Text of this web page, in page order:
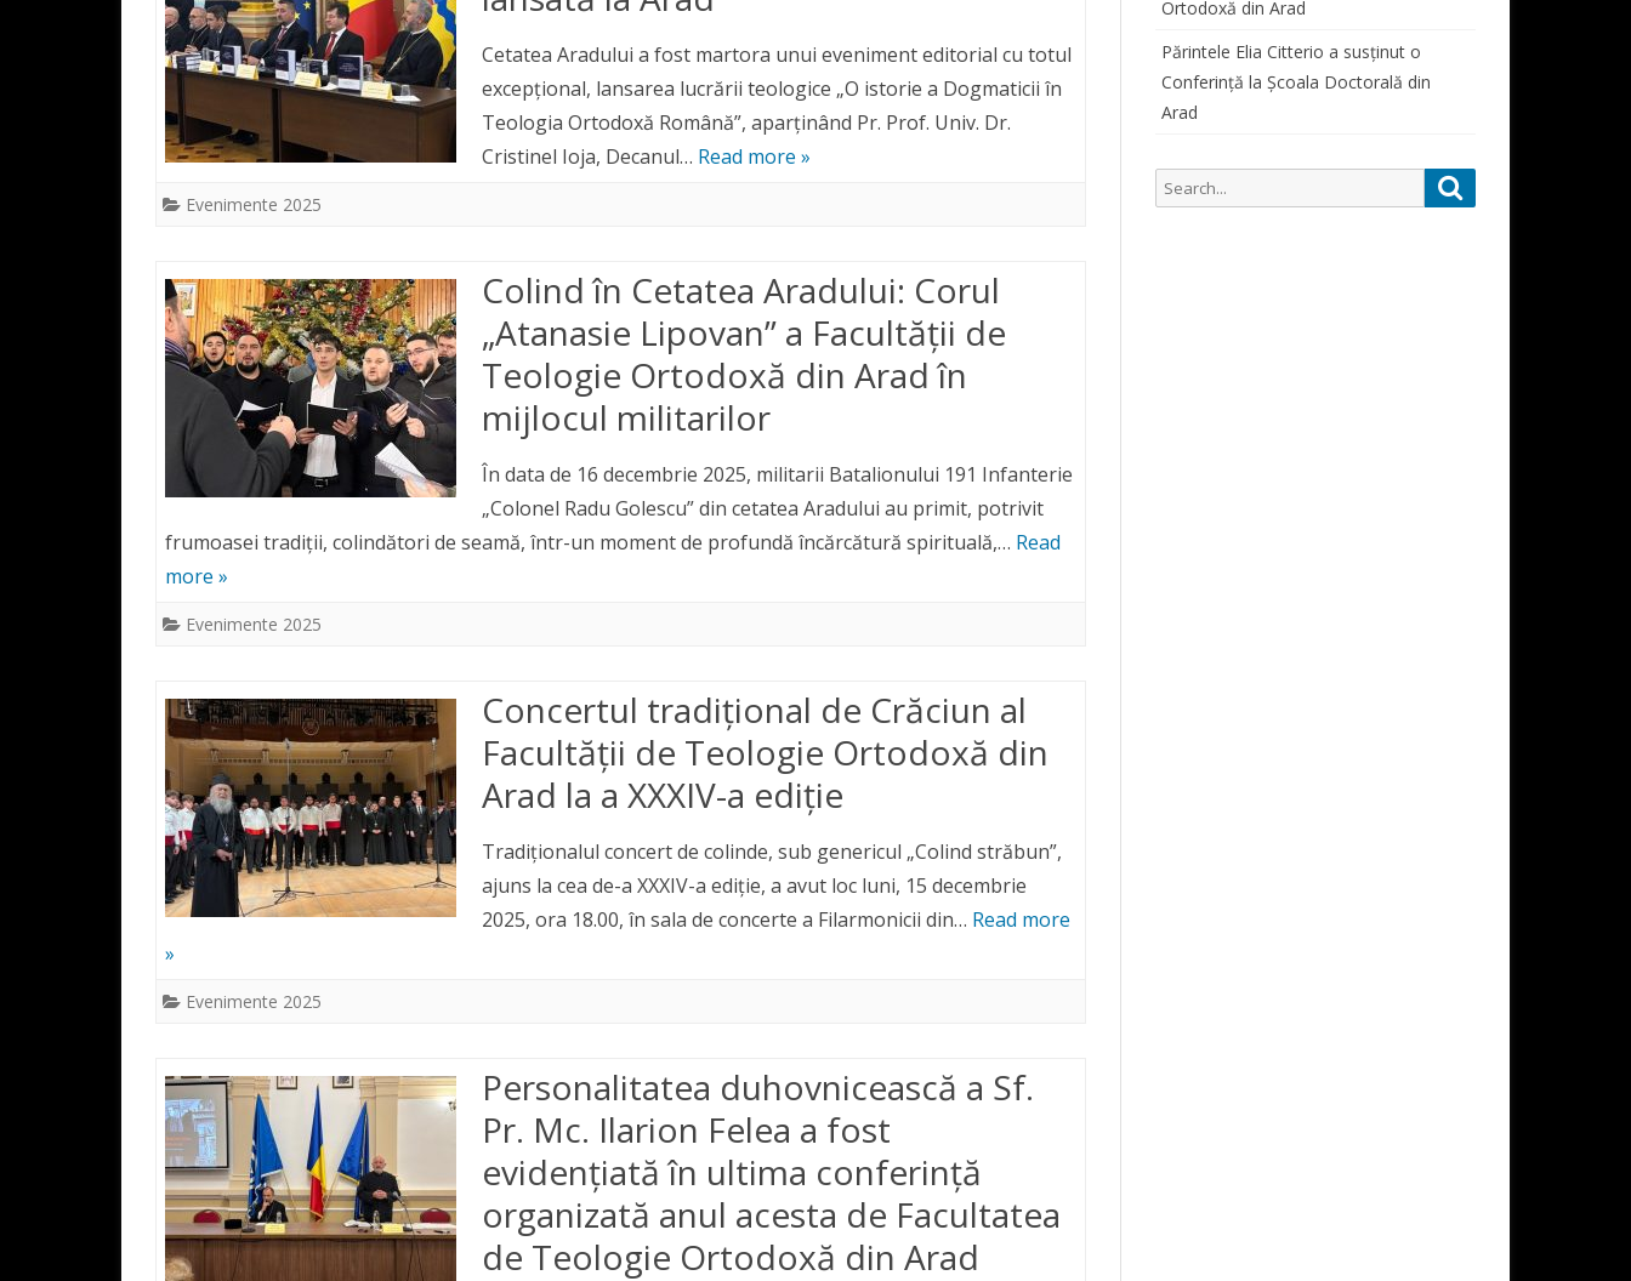
CURSURI
DOCUMENTE STUDENȚI
Cetatea Aradului a fost martora unui eveniment editorial cu totul
excepțional, lansarea lucrării teologice „O istorie a Dogmaticii în
Teologia Ortodoxă Română”, aparținând Pr. Prof. Univ. Dr.
Cristinel Ioja, Decanul… Read more »
Evenimente 2025
Colind în Cetatea Aradului: Corul
„Atanasie Lipovan” a Facultății de
Teologie Ortodoxă din Arad în
mijlocul militarilor
În data de 16 decembrie 2025, militarii Batalionului 191 Infanterie
„Colonel Radu Golescu” din cetatea Aradului au primit, potrivit
frumoasei tradiții, colindători de seamă, într-un moment de profundă încărcătură spirituală,… Read
more »
Evenimente 2025
Concertul tradițional de Crăciun al
Facultății de Teologie Ortodoxă din
Arad la a XXXIV-a ediție
Tradiționalul concert de colinde, sub genericul „Colind străbun”,
ajuns la cea de-a XXXIV-a ediție, a avut loc luni, 15 decembrie
2025, ora 18.00, în sala de concerte a Filarmonicii din… Read more
»
Evenimente 2025
Personalitatea duhovnicească a Sf.
Pr. Mc. Ilarion Felea a fost
evidențiată în ultima conferință
organizată anul acesta de Facultatea
de Teologie Ortodoxă din Arad
Ortodoxă din Arad
Părintele Elia Citterio a susținut o
Conferință la Școala Doctorală din
Arad
Search
for: